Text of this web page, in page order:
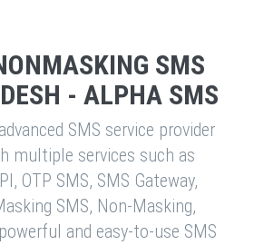
SMS
- ALPHA SMS
SMS service provider
multiple services such as
OTP SMS, SMS Gateway,
SMS, Non-Masking,
and easy-to-use SMS